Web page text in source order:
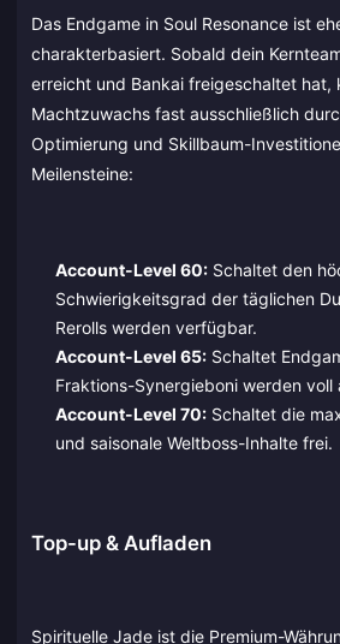
Das Endgame in Soul Resonance ist
charakterbasiert. Sobald dein
erreicht und Bankai freigeschaltet hat,
Machtzuwachs fast ausschließlich
Optimierung und Skillbaum-
Meilensteine:
Account-Level 60:Schaltet den
Schwierigkeitsgrad der täglichen
Rerolls werden verfügbar.
Account-Level 65:Schaltet
Fraktions-Synergieboni werden voll
Account-Level 70:Schaltet die
und saisonale Weltboss-Inhalte frei.
Top-up & Aufladen
Spirituelle Jade ist die Premium-